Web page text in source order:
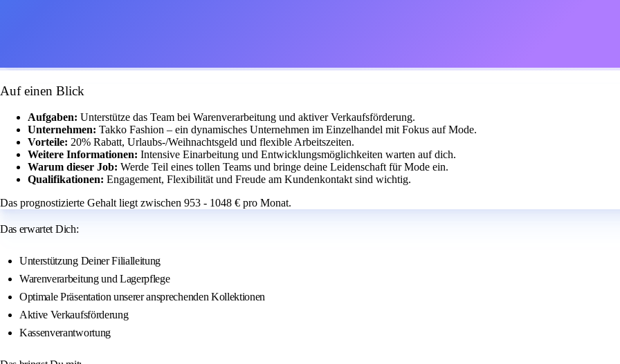
Auf einen Blick
Aufgaben: Unterstütze das Team bei Warenverarbeitung und aktiver Verkaufsförderung.
Unternehmen: Takko Fashion – ein dynamisches Unternehmen im Einzelhandel mit Fokus auf Mode.
Vorteile: 20% Rabatt, Urlaubs-/Weihnachtsgeld und flexible Arbeitszeiten.
Weitere Informationen: Intensive Einarbeitung und Entwicklungsmöglichkeiten warten auf dich.
Warum dieser Job: Werde Teil eines tollen Teams und bringe deine Leidenschaft für Mode ein.
Qualifikationen: Engagement, Flexibilität und Freude am Kundenkontakt sind wichtig.
Das prognostizierte Gehalt liegt zwischen 953 - 1048 € pro Monat.
Das erwartet Dich:
Unterstützung Deiner Filialleitung
Warenverarbeitung und Lagerpflege
Optimale Präsentation unserer ansprechenden Kollektionen
Aktive Verkaufsförderung
Kassenverantwortung